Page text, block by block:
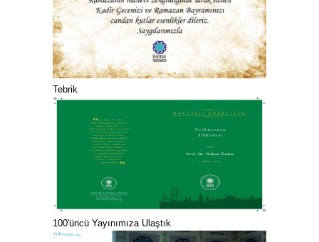
Tebrik
100'üncü Yayınımıza Ulaştık